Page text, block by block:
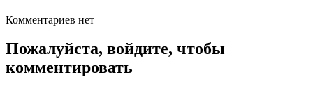
Комментариев нет
Пожалуйста, войдите, чтобы
комментировать